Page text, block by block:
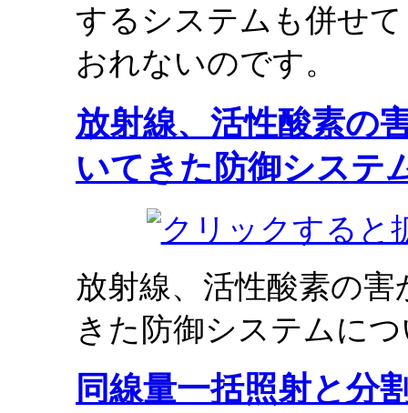
するシステムも併せ
おれないのです。
放射線、活性酸素の
いてきた防御システ
放射線、活性酸素の
きた防御システムに
同線量一括照射と分